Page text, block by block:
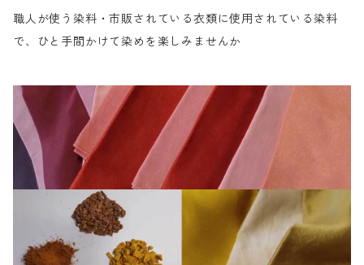
職人が使う染料・市販されている衣類に使用されている染料
で、ひと手間かけて染めを楽しみませんか